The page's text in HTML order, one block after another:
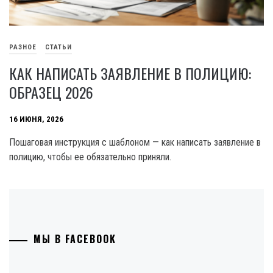
РАЗНОЕ СТАТЬИ
КАК НАПИСАТЬ ЗАЯВЛЕНИЕ В ПОЛИЦИЮ:
ОБРАЗЕЦ 2026
16 ИЮНЯ, 2026
Пошаговая инструкция с шаблоном — как написать заявление в
полицию, чтобы ее обязательно приняли.
МЫ В FACEBOOK